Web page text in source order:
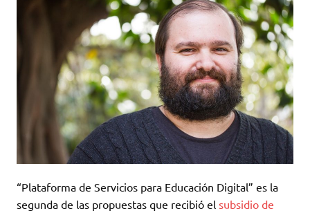
“Plataforma de Servicios para Educación Digital” es la
segunda de las propuestas que recibió el subsidio de